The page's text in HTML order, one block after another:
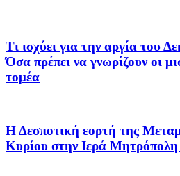
Τι ισχύει για την αργία του
Όσα πρέπει να γνωρίζουν οι
τομέα
Η Δεσποτική εορτή της
Κυρίου στην Ιερά